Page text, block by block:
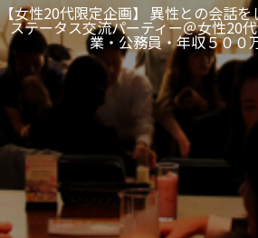
【女性20代限定企画】 異性との会話
ステータス交流パーティー＠女性20
業・公務員・年収５００